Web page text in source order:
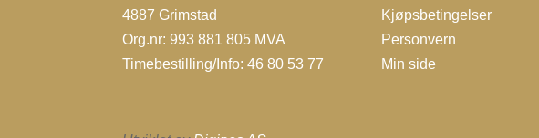
4887 Grimstad
Org.nr: 993 881 805 MVA
Timebestilling/Info:46 80 53 77
Kjøpsbetingelser
Personvern
Min side